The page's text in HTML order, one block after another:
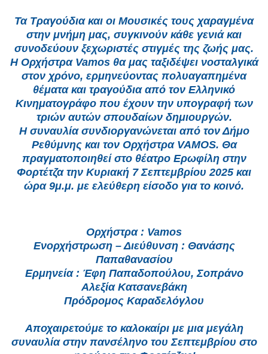
Τα Τραγούδια και οι Μουσικές τους χαραγμένα
στην μνήμη μας, συγκινούν κάθε γενιά και
συνοδεύουν ξεχωριστές στιγμές της ζωής μας.
Η Ορχήστρα Vamos θα μας ταξιδέψει νοσταλγικά
στον χρόνο, ερμηνεύοντας πολυαγαπημένα
θέματα και τραγούδια από τον Ελληνικό
Κινηματογράφο που έχουν την υπογραφή των
τριών αυτών σπουδαίων δημιουργών.
Η συναυλία συνδιοργανώνεται από τον Δήμο
Ρεθύμνης και τον Ορχήστρα VAMOS. Θα
πραγματοποιηθεί στο θέατρο Ερωφίλη στην
Φορτέτζα την Κυριακή 7 Σεπτεμβρίου 2025 και
ώρα 9μ.μ. με ελεύθερη είσοδο για το κοινό.
Ορχήστρα : Vamos
Ενορχήστρωση – Διεύθυνση : Θανάσης
Παπαθανασίου
Ερμηνεία : Έφη Παπαδοπούλου, Σοπράνο
Αλεξία Κατσανεβάκη
Πρόδρομος Καραδελόγλου
Αποχαιρετούμε το καλοκαίρι με μια μεγάλη
συναυλία στην πανσέληνο του Σεπτεμβρίου στο